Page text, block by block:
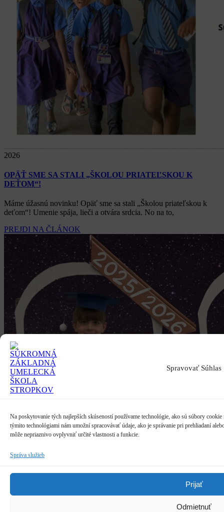
Spravovať Súhlas
Na poskytovanie tých najlepších skúseností používame technológie, ako sú súbory
týmito technológiami nám umožní spracovávať údaje, ako je správanie pri prehliadaní
môže nepriaznivo ovplyvniť určité vlastnosti a funkcie.
Správa služieb
Prijať
Odmietnuť
2026
OPÄŤ SME SA STALI „ŠKOLOU PRIATEĽSKOU K
DEŤOM“!
Máme úžasnú novinku! Opäť sme sa stali „Školou priateľskou k
deťom“! Umenie spája, lieči a otvára srdcia. No na to,
PREJDI NA ČLÁNOK